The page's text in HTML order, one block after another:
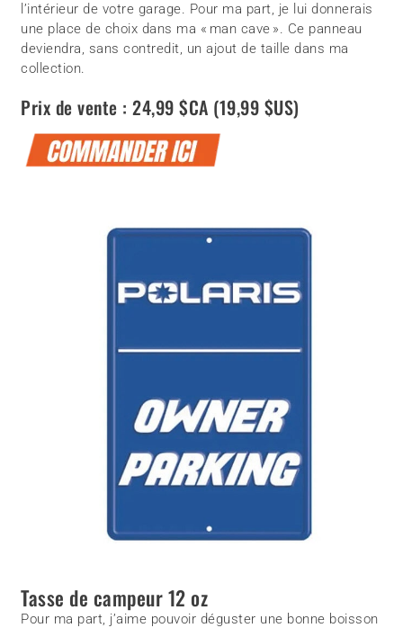
l’intérieur de votre garage. Pour ma part, je lui donnerais
une place de choix dans ma « man cave ». Ce panneau
deviendra, sans contredit, un ajout de taille dans ma
collection.
Prix de vente : 24,99 $CA (19,99 $US)
Tasse de campeur 12 oz
Pour ma part, j’aime pouvoir déguster une bonne boisson